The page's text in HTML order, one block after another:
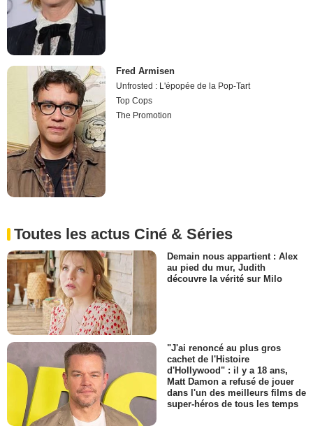
Fred Armisen
Unfrosted : L'épopée de la Pop-Tart
Top Cops
The Promotion
Toutes les actus Ciné & Séries
Demain nous appartient : Alex
au pied du mur, Judith
découvre la vérité sur Milo
"J'ai renoncé au plus gros
cachet de l'Histoire
d'Hollywood" : il y a 18 ans,
Matt Damon a refusé de jouer
dans l'un des meilleurs films de
super-héros de tous les temps